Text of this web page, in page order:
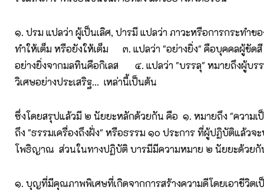
๑. ปรม แปลว่า ผู้เป็นเลิศ, ปารมี แปลว่า ภาวะหรือการกระทำข
ทำให้เต็ม หรือยังให้เต็ม ๓. แปลว่า "อย่างยิ่ง" คือบุคคลผู้ขัด
อย่างยิ่งจากมลทินคือกิเลส ๔. แปลว่า "บรรลุ" หมายถึงผู้บร
วิเศษอย่างประเสริฐ... เหล่านี้เป็นต้น
ซึ่งโดยสรุปแล้วมี ๒ นัยยะหลักด้วยกัน คือ ๑. หมายถึง "ความ
ถึง "ธรรมเครื่องถึงฝั่ง" หรือธรรม ๑๐ ประการ ที่ผู้ปฏิบัติแล้วจ
โพธิญาณ ส่วนในทางปฏิบัติ บารมีมีความหมาย ๒ นัยยะด้วยกั
๑. บุญที่มีคุณภาพพิเศษที่เกิดจากการสร้างความดีโดยเอาชีวิตเ